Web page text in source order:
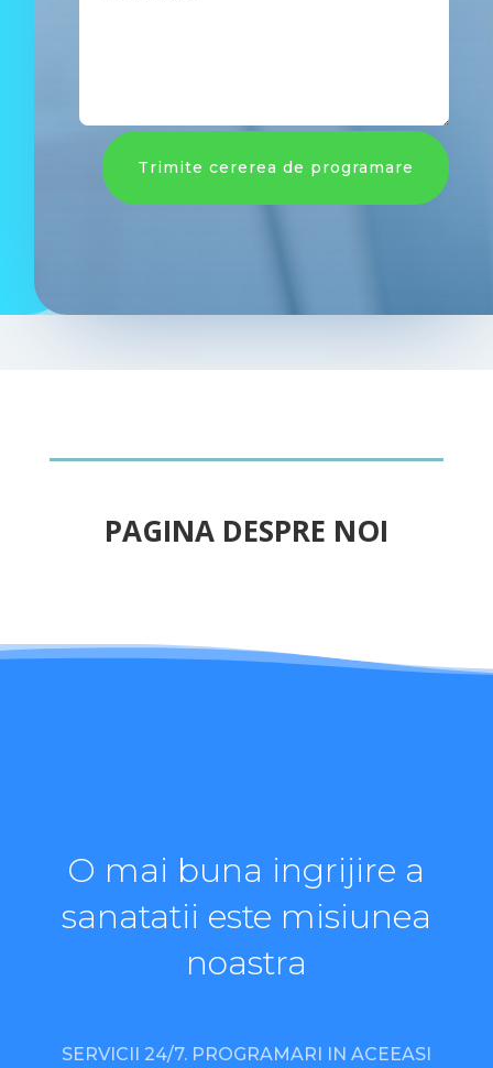
Trimite cererea de programare
PAGINA DESPRE NOI
O mai buna ingrijire a
sanatatii este misiunea
noastra
SERVICII 24/7. PROGRAMARI IN ACEEASI